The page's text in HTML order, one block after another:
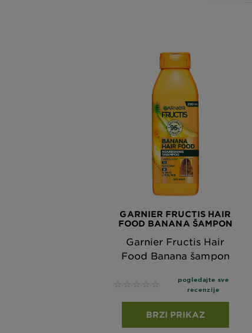
GARNIER FRUCTIS HAIR
FOOD BANANA ŠAMPON
Garnier Fructis Hair
Food Banana šampon
No reviews
pogledajte sve
recenzije
BRZI PRIKAZ